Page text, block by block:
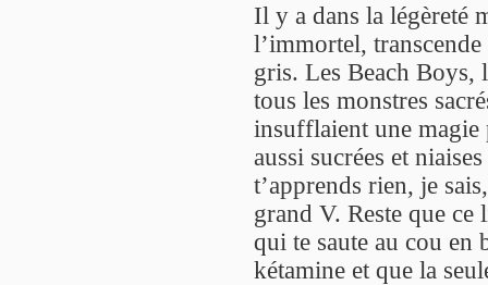
Il y a dans la légèreté
l’immortel,
gris. Les Beach Boys,
tous les monstres
insufflaient une magie
aussi sucrées et
t’apprends rien, je
grand V. Reste que
qui te saute au cou en
kétamine et que la